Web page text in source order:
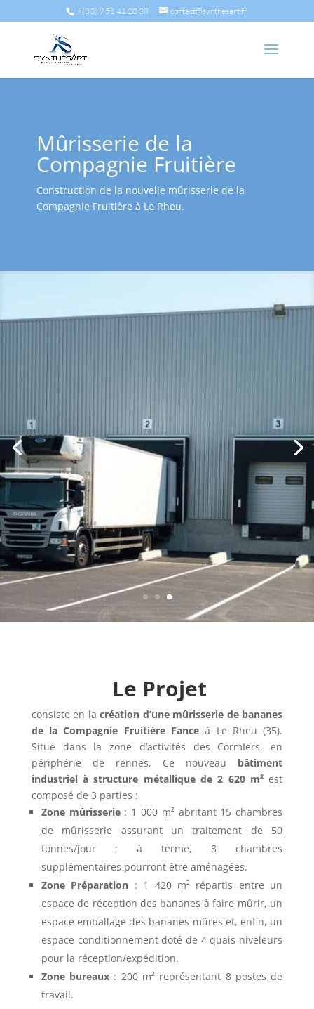
+(33) 9 51 41 20 38 contact@synthesart.fr
Mûrisserie de la
Compagnie Fruitière
Construction de la nouvelle mûrisserie de la
Compagnie Fruitière à Le Rheu.
Le Projet
consiste en lacréation d’une mûrisserie de bananes
de la Compagnie Fruitière Fance à Le Rheu (35).
Situé dans la zone d’activités des CormIers, en
périphérie de rennes, Ce nouveau bâtiment
industriel à structure métallique de 2 620 m²est
composé de 3 parties :
Zone mûrisserie: 1 000 m² abritant 15 chambres
de mûrisserie assurant un traitement de 50
tonnes/jour ; à terme, 3 chambres
supplémentaires pourront être aménagées.
Zone Préparation : 1 420 m² répartis entre un
espace de réception des bananes à faire mûrir, un
espace emballage des bananes mûres et, enfin, un
espace conditionnement doté de 4 quais niveleurs
pour la réception/expédition.
Zone bureaux : 200 m² représentant 8 postes de
travail.